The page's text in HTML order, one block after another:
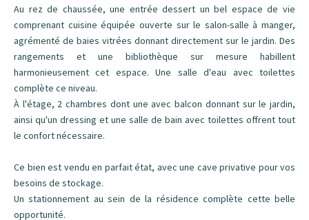
Au rez de chaussée, une entrée dessert un bel espace de vie
comprenant cuisine équipée ouverte sur le salon-salle à manger,
agrémenté de baies vitrées donnant directement sur le jardin. Des
rangements et une bibliothèque sur mesure habillent
harmonieusement cet espace. Une salle d'eau avec toilettes
complète ce niveau.
À l'étage, 2 chambres dont une avec balcon donnant sur le jardin,
ainsi qu'un dressing et une salle de bain avec toilettes offrent tout
le confort nécessaire.
Ce bien est vendu en parfait état, avec une cave privative pour vos
besoins de stockage.
Un stationnement au sein de la résidence complète cette belle
opportunité.